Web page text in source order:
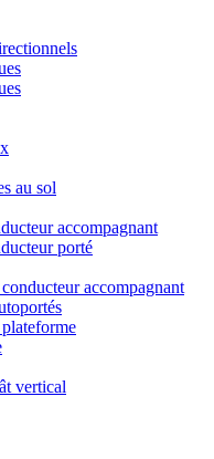
au sol
accompagnant
porté
accompagnant
vertical